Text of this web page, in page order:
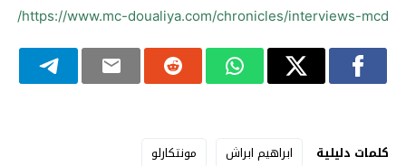
https://www.mc-doualiya.com/chronicles/interviews-mcd/
كلمات دليلية ابراهيم ابراش
مونتكارلو